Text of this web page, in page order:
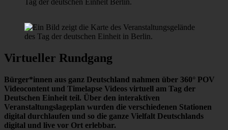
Virtueller Rundgang
Bürger*innen aus ganz Deutschland nahmen über 360° POV
Videocontent und Timelapse Videos virtuell am Tag der
Deutschen Einheit teil. Über den interaktiven
Veranstaltungslageplan wurden die verschiedenen Stationen
digital durchlaufen und so die ganze Vielfalt Deutschlands
digital und live vor Ort erlebbar.